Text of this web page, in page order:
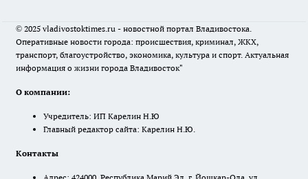
© 2025 vladivostoktimes.ru - новостной портал Владивостока.
Оперативные новости города: происшествия, криминал, ЖКХ,
транспорт, благоустройство, экономика, культура и спорт. Актуальная
информация о жизни города Владивосток"
О компании:
Учредитель: ИП Карелин Н.Ю
Главный редактор сайта: Карелин Н.Ю.
Контакты